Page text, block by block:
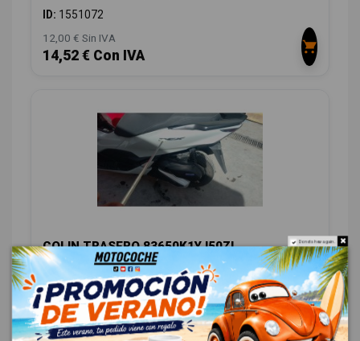
ID: 1551072
12,00 € Sin IVA
14,52 € Con IVA
COLIN TRASERO 83650K1YJ50ZL
HONDA PCX PCX 125 (JK05)
ID:1551089
28,00 € Sin IVA
33,88 € Con IVA
Do not show again.